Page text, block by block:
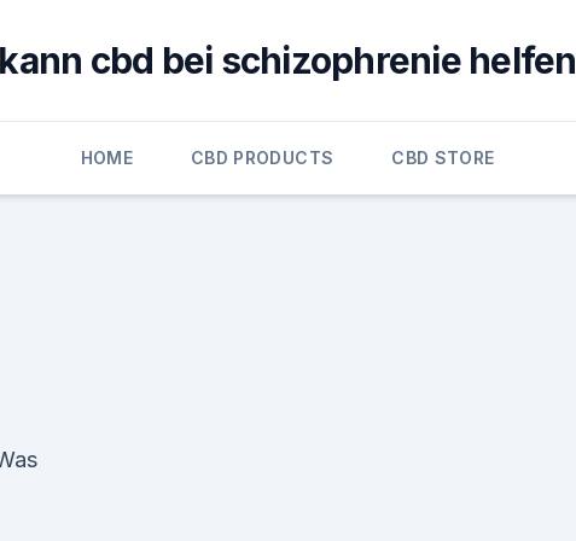
kann cbd bei schizophrenie helfen
HOME CBD PRODUCTS CBD STORE